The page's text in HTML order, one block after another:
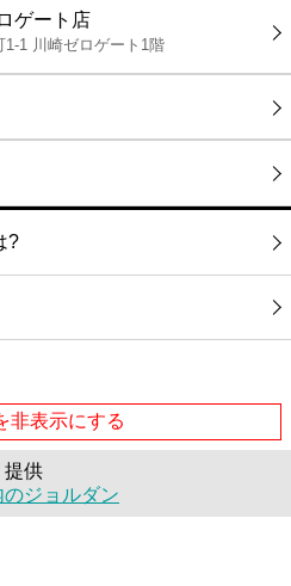
ゲート店
1 川崎ゼロゲート1階
?
非表示にする
提供
ジョルダン